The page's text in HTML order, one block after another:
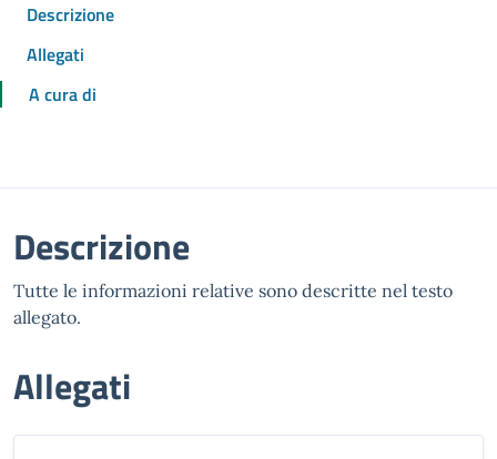
Descrizione
Allegati
A cura di
Descrizione
Tutte le informazioni relative sono descritte nel testo
allegato.
Allegati